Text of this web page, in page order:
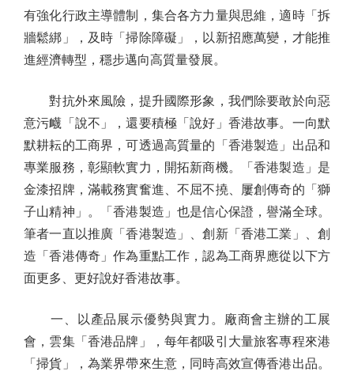
有強化行政主導體制，集合各方力量與思維，適時「拆
牆鬆綁」，及時「掃除障礙」，以新招應萬變，才能推
進經濟轉型，穩步邁向高質量發展。
對抗外來風險，提升國際形象，我們除要敢於向惡
意污衊「說不」，還要積極「說好」香港故事。一向默
默耕耘的工商界，可透過高質量的「香港製造」出品和
專業服務，彰顯軟實力，開拓新商機。「香港製造」是
金漆招牌，滿載務實奮進、不屈不撓、屢創傳奇的「獅
子山精神」。「香港製造」也是信心保證，譽滿全球。
筆者一直以推廣「香港製造」、創新「香港工業」、創
造「香港傳奇」作為重點工作，認為工商界應從以下方
面更多、更好說好香港故事。
一、以產品展示優勢與實力。廠商會主辦的工展
會，雲集「香港品牌」，每年都吸引大量旅客專程來港
「掃貨」，為業界帶來生意，同時高效宣傳香港出品。